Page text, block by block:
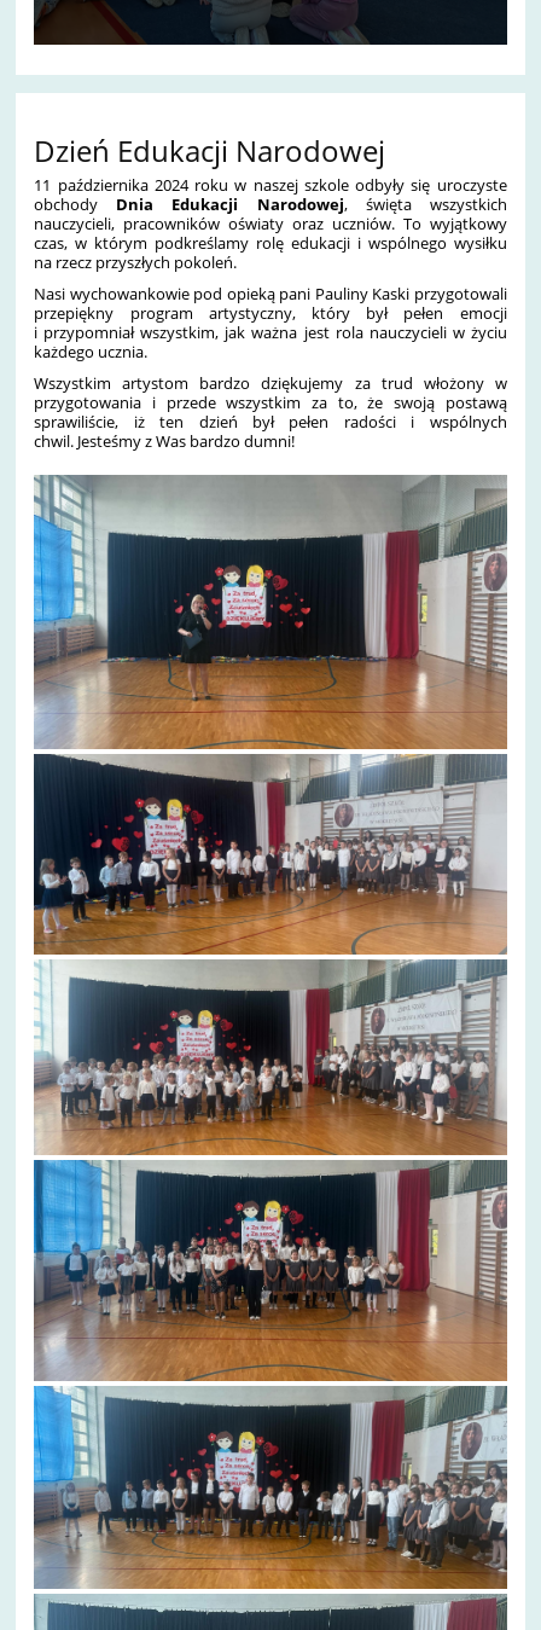
Dzień Edukacji Narodowej
11 października 2024 roku w naszej szkole odbyły się uroczyste
obchody
Dnia Edukacji Narodowej, święta wszystkich
nauczycieli, pracowników oświaty oraz uczniów. To wyjątkowy
czas, w którym podkreślamy rolę edukacji i wspólnego wysiłku
na rzecz przyszłych pokoleń.
Nasi wychowankowie pod opieką pani Pauliny Kaski przygotowali
przepiękny program artystyczny, który był pełen emocji
i przypomniał wszystkim, jak ważna jest rola nauczycieli w życiu
każdego ucznia.
Wszystkim artystom bardzo dziękujemy za trud włożony w
przygotowania i przede wszystkim za to, że swoją postawą
sprawiliście, iż ten dzień był pełen radości i wspólnych
chwil. Jesteśmy z Was bardzo dumni!